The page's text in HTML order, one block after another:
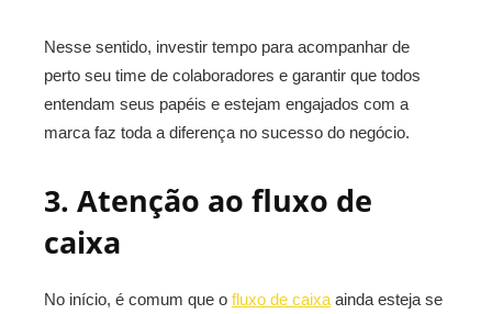
Nesse sentido, investir tempo para acompanhar de
perto seu time de colaboradores e garantir que todos
entendam seus papéis e estejam engajados com a
marca faz toda a diferença no sucesso do negócio.
3. Atenção ao fluxo de
caixa
No início, é comum que o fluxo de caixa ainda esteja se